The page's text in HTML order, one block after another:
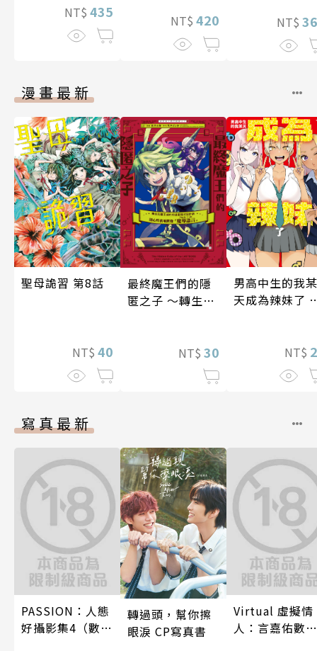
NT$ 435 NT$ 420
NT$
漫畫最新
聖母詭習 第8話
NT$ 40
最終魔王們的隱
匿之子 ～轉生到
所欲地開發「魔
導語言《Magic
Code》」～ 第
NT$ 30
男高中生的我某
天成為辣妹了
NT$
寫真最新
PASSION：人態
好攝影集4（數位
轉過頭，幫你擦
眼淚 CP寫真書
Virtual 虛擬情
人：言嘉佑數位